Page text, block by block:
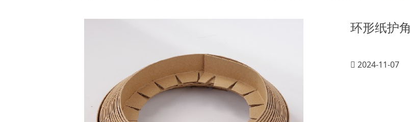
环形纸护角
2024-11-07